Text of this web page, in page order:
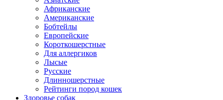
Африканские
Американские
Бобтейлы
Европейские
Короткошерстные
Для аллергиков
Лысые
Русские
Длинношерстные
Рейтинги пород кошек
Здоровье собак